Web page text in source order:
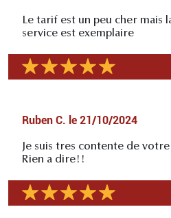
Le tarif est un peu cher mais
service est exemplaire
Ruben C. le 21/10/2024
Je suis tres contente de
Rien a dire!!